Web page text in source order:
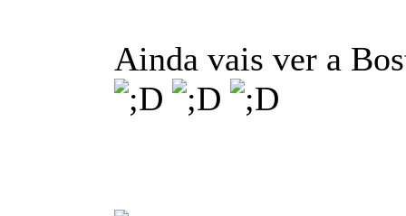
Ainda vais ver a